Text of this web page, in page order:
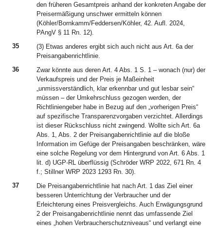
den früheren Gesamtpreis anhand der konkreten Angabe der
Preisermäßigung unschwer ermitteln können
(Köhler/Bornkamm/Feddersen/Köhler, 42. Aufl. 2024,
PAngV § 11 Rn. 12).
35
(3) Etwas anderes ergibt sich auch nicht aus Art. 6a der
Preisangabenrichtlinie.
36
Zwar könnte aus deren Art. 4 Abs. 1 S. 1 – wonach (nur) der
Verkaufspreis und der Preis je Maßeinheit
„unmissverständlich, klar erkennbar und gut lesbar sein“
müssen – der Umkehrschluss gezogen werden, der
Richtliniengeber habe in Bezug auf den „vorherigen Preis“
auf spezifische Transparenzvorgaben verzichtet. Allerdings
ist dieser Rückschluss nicht zwingend. Wollte sich Art. 6a
Abs. 1, Abs. 2 der Preisangabenrichtlinie auf die bloße
Information im Gefüge der Preisangaben beschränken, wäre
eine solche Regelung vor dem Hintergrund von Art. 6 Abs. 1
lit. d) UGP-RL überflüssig (Schröder WRP 2022, 671 Rn. 4
f.; Stillner WRP 2023 1293 Rn. 30).
37
Die Preisangabenrichtlinie hat nach Art. 1 das Ziel einer
besseren Unterrichtung der Verbraucher und der
Erleichterung eines Preisvergleichs. Auch Erwägungsgrund
2 der Preisangabenrichtlinie nennt das umfassende Ziel
eines „hohen Verbraucherschutzniveaus“ und verlangt eine